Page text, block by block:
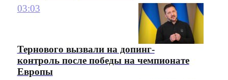
03:03
Тернового вызвали на допинг-
контроль после победы на чемпионате
Европы